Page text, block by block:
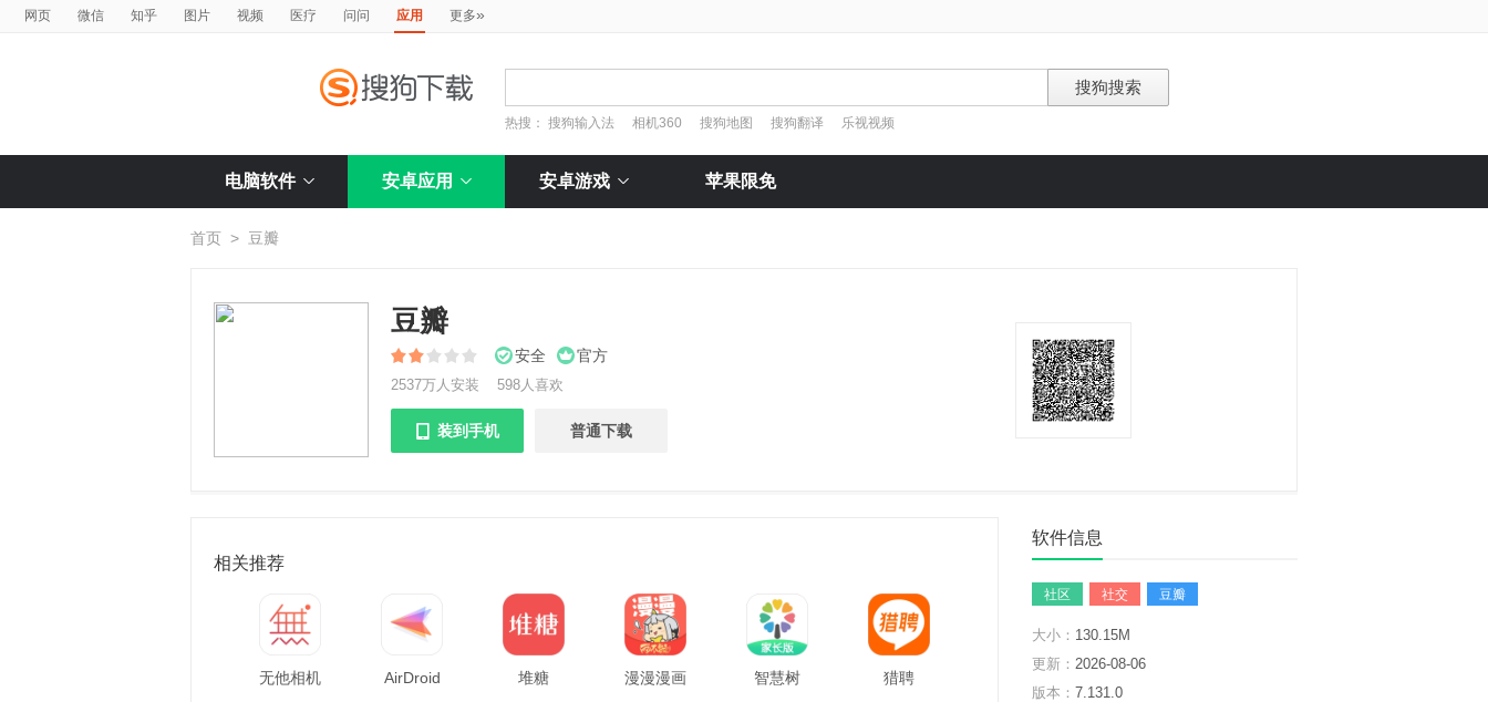
网页 微信 知乎 图片 视频 医疗 问问 应用 更多»
热搜： 搜狗输入法 相机360 搜狗地图 搜狗翻译 乐视视频
电脑软件 安卓应用 安卓游戏 苹果限免
首页 > 豆瓣
豆瓣
安全 官方
2537万人安装 598人喜欢
 装到手机 普通下载
相关推荐
无他相机 AirDroid 堆糖 漫漫漫画 智慧树 猎聘
软件信息
社区 社交 豆瓣
大小： 130.15M
更新： 2026-08-06
版本： 7.131.0